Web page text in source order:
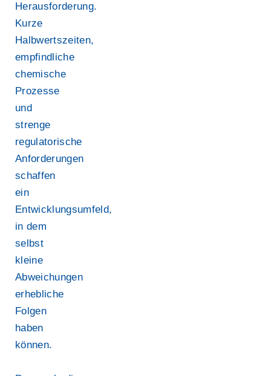
Herausforderung.
Kurze
Halbwertszeiten,
empfindliche
chemische
Prozesse
und
strenge
regulatorische
Anforderungen
schaffen
ein
Entwicklungsumfeld,
in dem
selbst
kleine
Abweichungen
erhebliche
Folgen
haben
können.